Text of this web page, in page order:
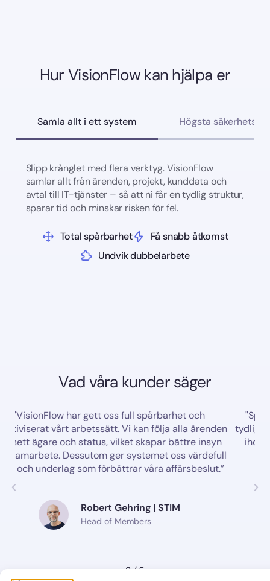
Hur VisionFlow kan hjälpa er
Samla allt i ett system Högsta
Slipp krånglet med flera verktyg. VisionFlow
samlar allt från ärenden, projekt, kunddata och
avtal till IT-tjänster – så att ni får en tydlig struktur,
sparar tid och minskar risken för fel.
Total spårbarhet
Få snabb åtkomst
Undvik dubbelarbete
Vad våra kunder säger
har gett oss full spårbarhet och
arbetssätt. Vi kan följa alla ärenden
status, vilket skapar bättre insyn
Dessutom ger systemet oss värdefull
som förbättrar våra affärsbeslut.”
Robert Gehring | STIM
Head of Members
"Spårbarheten i
tydlig och
ihop från offert till
2/5